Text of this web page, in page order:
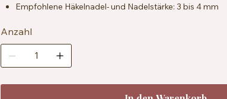
Empfohlene Häkelnadel- und Nadelstärke: 3 bis 4 mm
Zertifizierung: OEKO-TEX® Standard 100
Besondere Merkmale: vegan, speichelresistent
Pflegehinweise: Maschinenwaschbar bei 30 °C
Anzahl